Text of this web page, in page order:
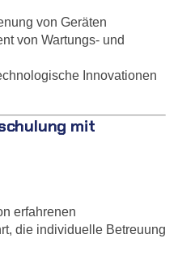
von Geräten
von Wartungs- und
Innovationen
mit
erfahrenen
die individuelle Betreuung